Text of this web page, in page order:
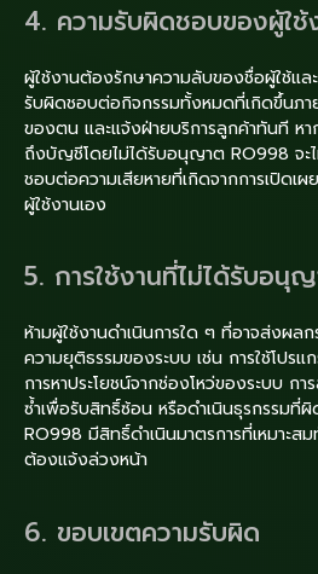
4. ความรับผิดชอบของผู้ใช้
ผู้ใช้งานต้องรักษาความลับของชื่อผู้ใช้แล
รับผิดชอบต่อกิจกรรมทั้งหมดที่เกิดขึ้นภ
ของตน และแจ้งฝ่ายบริการลูกค้าทันที หา
ถึงบัญชีโดยไม่ได้รับอนุญาต RO998 จะ
ชอบต่อความเสียหายที่เกิดจากการเปิดเ
ผู้ใช้งานเอง
5. การใช้งานที่ไม่ได้รับอนุ
ห้ามผู้ใช้งานดำเนินการใด ๆ ที่อาจส่งผล
ความยุติธรรมของระบบ เช่น การใช้โปร
การหาประโยชน์จากช่องโหว่ของระบบ ก
ซ้ำเพื่อรับสิทธิ์ซ้อน หรือดำเนินธุรกรรมที่
RO998 มีสิทธิ์ดำเนินมาตรการที่เหมาะส
ต้องแจ้งล่วงหน้า
6. ขอบเขตความรับผิด